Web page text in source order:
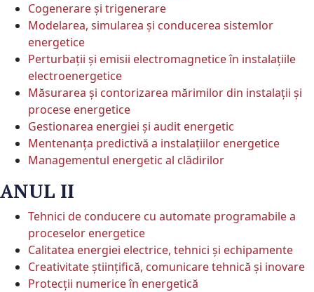
Cogenerare și trigenerare
Modelarea, simularea şi conducerea sistemlor
energetice
Perturbații și emisii electromagnetice în instalațiile
electroenergetice
Măsurarea și contorizarea mărimilor din instalații și
procese energetice
Gestionarea energiei și audit energetic
Mentenanța predictivă a instalațiilor energetice
Managementul energetic al clădirilor
ANUL II
Tehnici de conducere cu automate programabile a
proceselor energetice
Calitatea energiei electrice, tehnici și echipamente
Creativitate științifică, comunicare tehnică și inovare
Protecţii numerice în energetică